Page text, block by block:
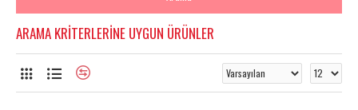
ARAMA KRITERLERINE UYGUN ÜRÜNLER